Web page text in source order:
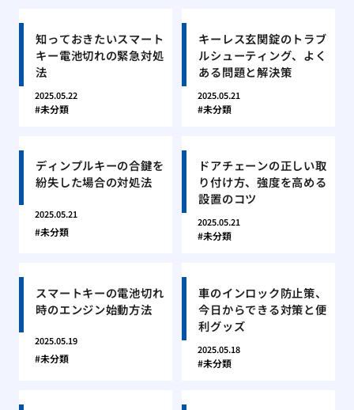
知っておきたいスマート
キー電池切れの緊急対処
法
2025.05.22
未分類
キーレス玄関錠のトラブ
ルシューティング、よく
ある問題と解決策
2025.05.21
未分類
ディンプルキーの合鍵を
紛失した場合の対処法
2025.05.21
未分類
ドアチェーンの正しい取
り付け方、強度を高める
設置のコツ
2025.05.21
未分類
スマートキーの電池切れ
時のエンジン始動方法
2025.05.19
未分類
車のインロック防止策、
今日からできる対策と便
利グッズ
2025.05.18
未分類